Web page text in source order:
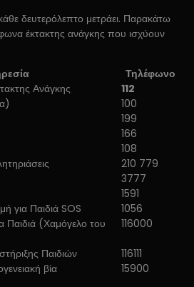
δευτερόλεπτο μετράει. Παρακάτω
έκτακτης ανάγκης που ισχύουν
Τηλέφωνο
Ανάγκης
112
100
199
166
108
210 779
3777
1591
για Παιδιά SOS
1056
Παιδιά (Χαμόγελο του
116000
Παιδιών
116111
βία
15900